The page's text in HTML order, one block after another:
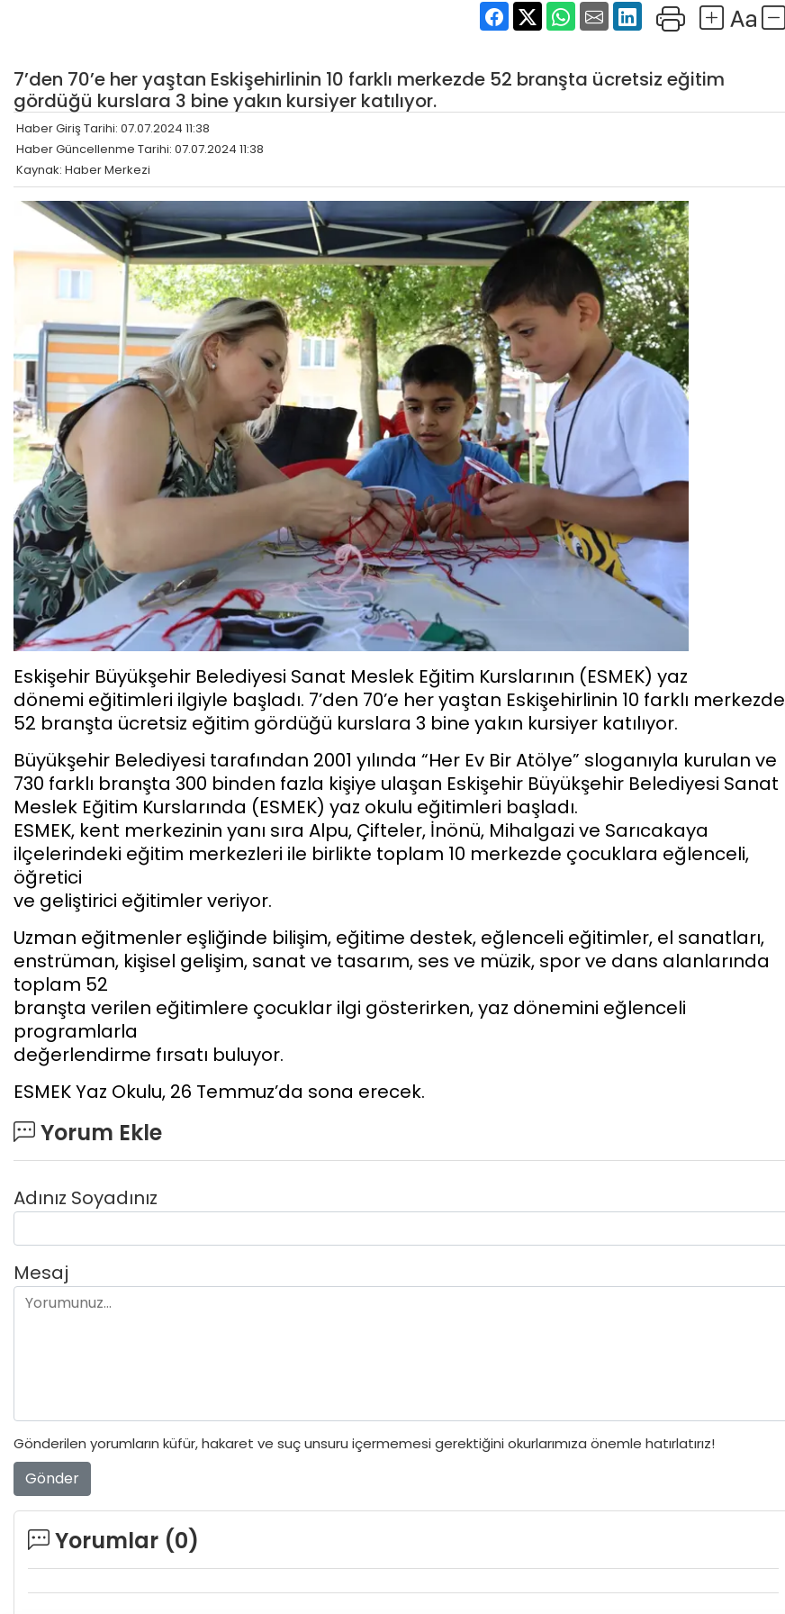
7’den 70’e her yaştan Eskişehirlinin 10 farklı merkezde 52 branşta ücretsiz eğitim
gördüğü kurslara 3 bine yakın kursiyer katılıyor.
Haber Giriş Tarihi: 07.07.2024 11:38
Haber Güncellenme Tarihi: 07.07.2024 11:38
Kaynak: Haber Merkezi
Eskişehir Büyükşehir Belediyesi Sanat Meslek Eğitim Kurslarının (ESMEK) yaz
dönemi eğitimleri ilgiyle başladı. 7’den 70’e her yaştan Eskişehirlinin 10 farklı merkezde
52 branşta ücretsiz eğitim gördüğü kurslara 3 bine yakın kursiyer katılıyor.
Büyükşehir Belediyesi tarafından 2001 yılında “Her Ev Bir Atölye” sloganıyla kurulan ve
730 farklı branşta 300 binden fazla kişiye ulaşan Eskişehir Büyükşehir Belediyesi Sanat
Meslek Eğitim Kurslarında (ESMEK) yaz okulu eğitimleri başladı.
ESMEK, kent merkezinin yanı sıra Alpu, Çifteler, İnönü, Mihalgazi ve Sarıcakaya
ilçelerindeki eğitim merkezleri ile birlikte toplam 10 merkezde çocuklara eğlenceli,
öğretici
ve geliştirici eğitimler veriyor.
Uzman eğitmenler eşliğinde bilişim, eğitime destek, eğlenceli eğitimler, el sanatları,
enstrüman, kişisel gelişim, sanat ve tasarım, ses ve müzik, spor ve dans alanlarında
toplam 52
branşta verilen eğitimlere çocuklar ilgi gösterirken, yaz dönemini eğlenceli
programlarla
değerlendirme fırsatı buluyor.
ESMEK Yaz Okulu, 26 Temmuz’da sona erecek.
Yorum Ekle
Adınız Soyadınız
Mesaj
Gönderilen yorumların küfür, hakaret ve suç unsuru içermemesi gerektiğini okurlarımıza önemle hatırlatırız!
Gönder
Yorumlar (0)